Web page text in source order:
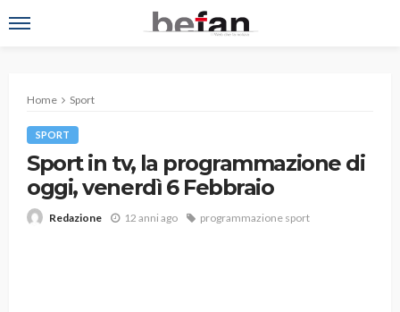
Home Sport
SPORT
Sport in tv, la programmazione di
oggi, venerdì 6 Febbraio
Redazione 12 anni ago programmazione sport